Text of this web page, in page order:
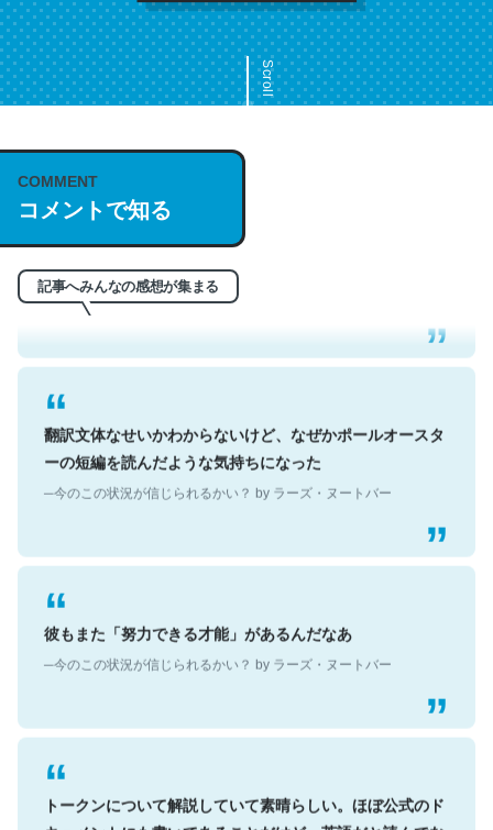
Scroll
COMMENT
コメントで知る
記事へみんなの感想が集まる
これは名文。彼はとてもクレバーなんだろうなと凄く思
う。英語少しでも読める人は原文もお勧め。自分はこの流
れ好き。Let’s Fucking Go. Then Covid hit. Shit.
─今のこの状況が信じられるかい？ by ラーズ・ヌートバー
翻訳文体なせいかわからないけど、なぜかポールオースタ
ーの短編を読んだような気持ちになった
彼もまた「努力できる才能」があるんだなあ
トークンについて解説していて素晴らしい。ほぼ公式のド
キュメントにも書いてあることだけど、英語だと読んでな